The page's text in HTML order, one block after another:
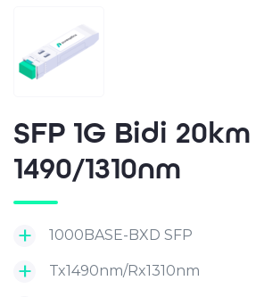
SFP 1G Bidi 20km
1490/1310nm
1000BASE-BXD SFP
Tx1490nm/Rx1310nm